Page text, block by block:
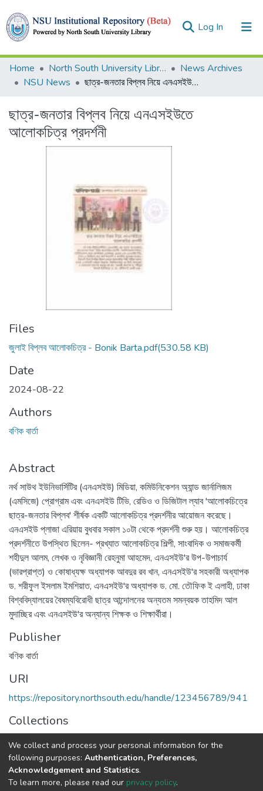
Log In (current)
Collections
Statistics
Home North South University Library
News Archives
NSU News
ছাত্র-জনতার বিপ্লব নিয়ে এনএসইউতে আলোকচিত্র প্রদর্শনী
ছাত্র-জনতার বিপ্লব নিয়ে এনএসইউতে
আলোকচিত্র প্রদর্শনী
Files
জুলাই বিপ্লব আলোকচিত্র - Bonik Barta.pdf(530.58 KB)
Date
2024-08-22
Authors
বণিক বার্তা
Abstract
নর্থ সাউথ ইউনিভার্সিটির (এনএসইউ) মিডিয়া, কমিউনিকেশন অ্যান্ড জার্নালিজম
(এমসিজে) প্রোগ্রাম এবং এনএসইউ টিভি, রেডিও ও ডিজিটাল ল্যাব 'আলোকচিত্রে
ছাত্র-জনতার বিপ্লব' শীর্ষক একটি আলোকচিত্র প্রদর্শনীর আয়োজন করেছে।
এনএসইউ প্লাজা এরিয়ায় বুধবার সকাল ১০টা থেকে প্রদর্শনী শুরু হয়। আলোকচিত্র
প্রদর্শনীতে উপস্থিত ছিলেন- প্রখ্যাত আলোকচিত্র শিল্পী, সাংবাদিক ও সমাজকর্মী
শহীদুল আলম, লেখক ও নৃবিজ্ঞানী রেহনুমা আহমেদ, এনএসইউ'র উপ-উপাচার্য
(ভারপ্রাপ্ত) ও কোষাধ্যক্ষ অধ্যাপক আবদুর রব খান, এনএসইউ'র সহকারী অধ্যাপক
ড. শরীফুল ইসলাম ইমশিয়াত, এনএসইউ'র অধ্যাপক ড. মো. তৌফিক ই এলাহী, ঢাকা
বিশ্ববিদ্যালয়ের বৈষম্যবিরোধী ছাত্র আন্দোলনের অন্যতম সমন্বয়ক তাহমিদ আল
মুদাচ্ছির এবং এনএসইউ'র অন্যান্য শিক্ষক ও শিক্ষার্থীরা।
Publisher
বণিক বার্তা
URI
https://repository.northsouth.edu/handle/123456789/941
Collections
NSU News
Full item page
We collect and process your personal information for the
following purposes: Authentication, Preferences,
Acknowledgement and Statistics.
To learn more, please read our privacy policy.